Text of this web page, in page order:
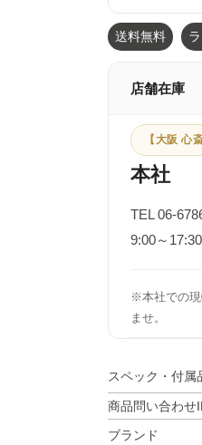
送料無料
店舗在庫
【大阪 心
本社
TEL 06-
9:00～
※本社での現
ませ。
スペック・付属
商品問い合わせ
ブランド